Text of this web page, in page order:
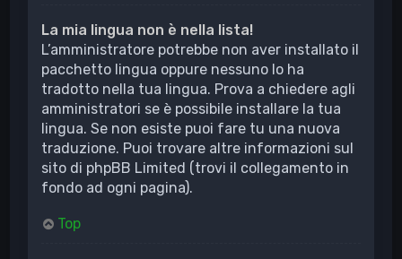
La mia lingua non è nella lista!
L’amministratore potrebbe non aver installato il
pacchetto lingua oppure nessuno lo ha
tradotto nella tua lingua. Prova a chiedere agli
amministratori se è possibile installare la tua
lingua. Se non esiste puoi fare tu una nuova
traduzione. Puoi trovare altre informazioni sul
sito di phpBB Limited (trovi il collegamento in
fondo ad ogni pagina).
Top